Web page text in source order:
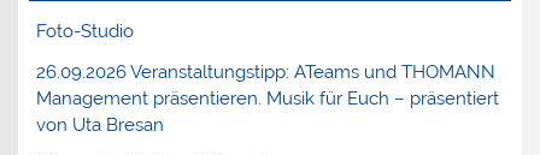
Foto-Studio
26.09.2026 Veranstaltungstipp: ATeams und THOMANN
Management präsentieren. Musik für Euch – präsentiert
von Uta Bresan